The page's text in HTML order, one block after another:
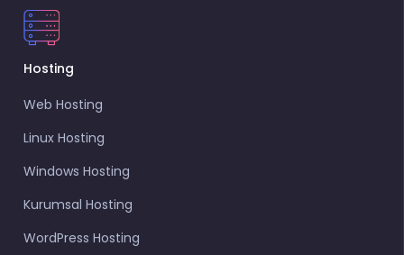
Hosting
Web Hosting
Linux Hosting
Windows Hosting
Kurumsal Hosting
WordPress Hosting